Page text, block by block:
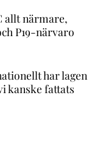
allt närmare,
P19-närvaro
har lagen
kanske fattats